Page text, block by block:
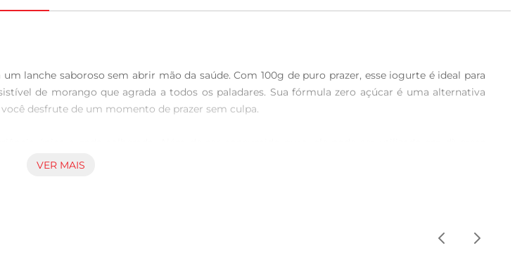
lanche saboroso sem abrir mão da saúde. Com 100g de puro prazer, esse iogurte é ideal para
de morango que agrada a todos os paladares. Sua fórmula zero açúcar é uma alternativa
desfrute de um momento de prazer sem culpa.
frutas. Essa versatilidade faz do IOG BATAVO PENS ZERO uma excelente adição à sua rotina
VER MAIS